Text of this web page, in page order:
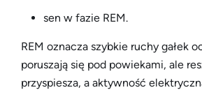
sen w fazie REM.
REM oznacza szybkie ruchy gałek
poruszają się pod powiekami, ale
przyspiesza, a aktywność